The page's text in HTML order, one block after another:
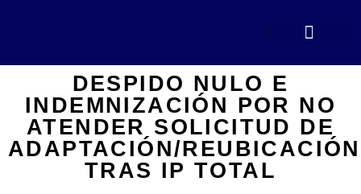
DESPIDO NULO E
INDEMNIZACIÓN POR NO
ATENDER SOLICITUD DE
ADAPTACIÓN/REUBICACIÓN
TRAS IP TOTAL